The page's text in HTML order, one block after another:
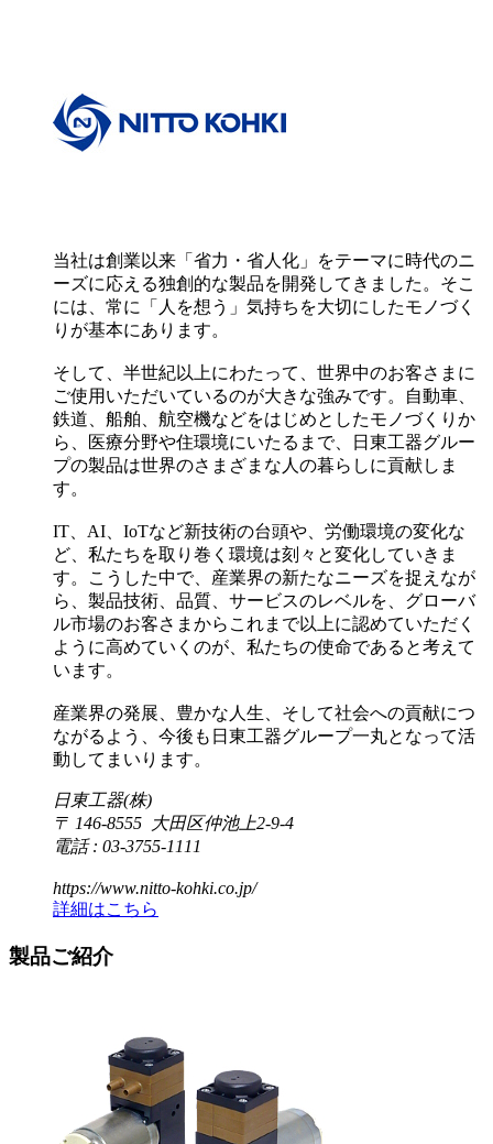
当社は創業以来「省力・省人化」をテーマに時代のニ
ーズに応える独創的な製品を開発してきました。そこ
には、常に「人を想う」気持ちを大切にしたモノづく
りが基本にあります。
そして、半世紀以上にわたって、世界中のお客さまに
ご使用いただいているのが大きな強みです。自動車、
鉄道、船舶、航空機などをはじめとしたモノづくりか
ら、医療分野や住環境にいたるまで、日東工器グルー
プの製品は世界のさまざまな人の暮らしに貢献しま
す。
IT、AI、IoTなど新技術の台頭や、労働環境の変化な
ど、私たちを取り巻く環境は刻々と変化していきま
す。こうした中で、産業界の新たなニーズを捉えなが
ら、製品技術、品質、サービスのレベルを、グローバ
ル市場のお客さまからこれまで以上に認めていただく
ように高めていくのが、私たちの使命であると考えて
います。
産業界の発展、豊かな人生、そして社会への貢献につ
ながるよう、今後も日東工器グループ一丸となって活
動してまいります。
日東工器(株)
〒 146-8555 大田区仲池上2-9-4
電話 : 03-3755-1111
https://www.nitto-kohki.co.jp/
詳細はこちら
製品ご紹介